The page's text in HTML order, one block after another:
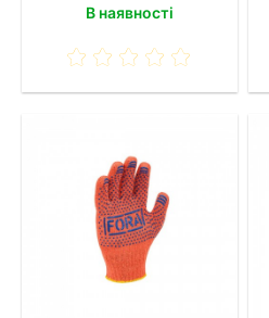
В наявності